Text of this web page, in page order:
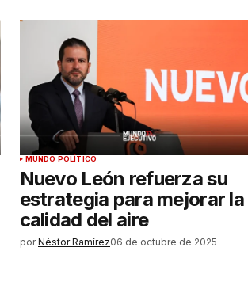
MUNDO POLÍTICO
Nuevo León refuerza su
estrategia para mejorar la
calidad del aire
por Néstor Ramírez06 de octubre de 2025